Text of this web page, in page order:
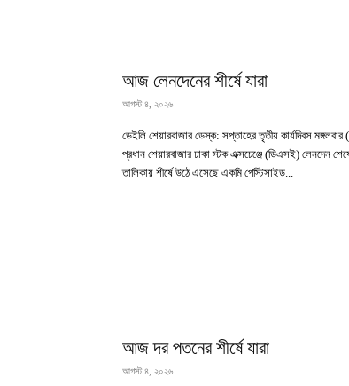
আজ লেনদেনের শীর্ষে যারা
আগস্ট ৪, ২০২৬
ডেইলি শেয়ারবাজার ডেস্ক: সপ্তাহের তৃতীয় কার্যদিবস
প্রধান শেয়ারবাজার ঢাকা স্টক এক্সচেঞ্জে (ডিএসই) লেনদেন
তালিকায় শীর্ষে উঠে এসেছে একমি পেস্টিসাইড...
আজ দর পতনের শীর্ষে যারা
আগস্ট ৪, ২০২৬